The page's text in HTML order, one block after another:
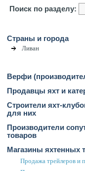
Поиск по разделу:
Страны и города
Ливан
Верфи
Продавцы яхт и
Строители яхт-
для них
Производители
товаров
Магазины яхтенных
Продажа трейлеров и